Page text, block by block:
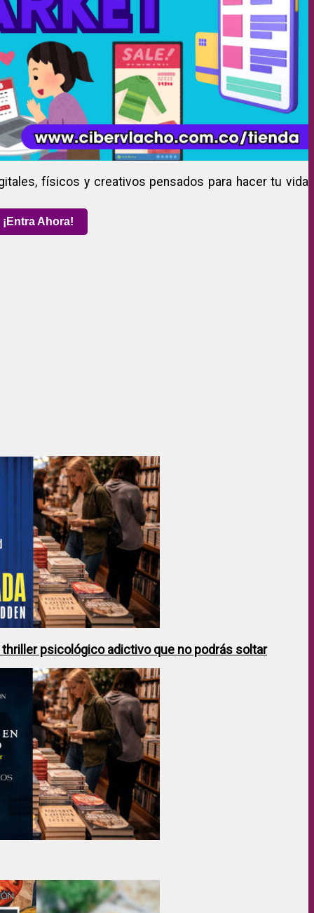
físicos y creativos pensados para hacer tu vida
¡Entra Ahora!
thriller psicológico adictivo que no podrás soltar